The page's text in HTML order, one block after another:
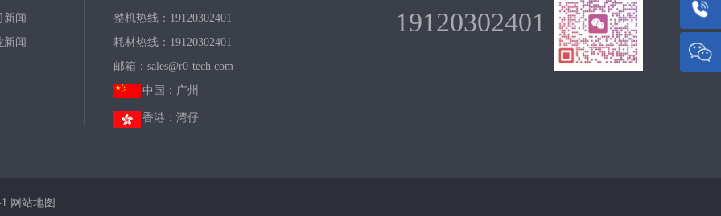
新闻
新闻
整机热线：19120302401
耗材热线：19120302401
邮箱：sales@r0-tech.com
中国：广州
香港：湾仔
19120302401
网站地图